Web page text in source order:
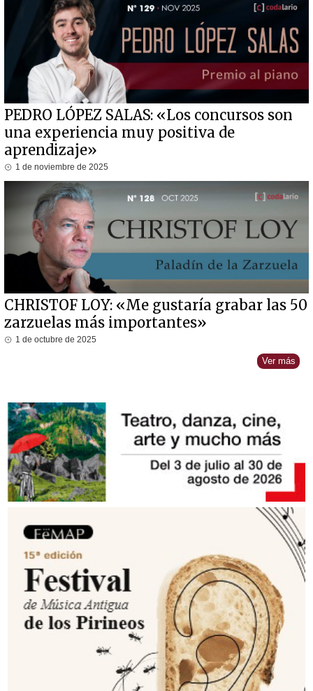
PEDRO LÓPEZ SALAS: «Los concursos son
una experiencia muy positiva de
aprendizaje»
1 de noviembre de 2025
CHRISTOF LOY: «Me gustaría grabar las 50
zarzuelas más importantes»
1 de octubre de 2025
Ver más